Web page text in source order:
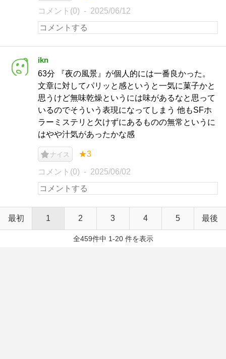
コメント(0) 2025/06/12
ikn
63分 『夜の風景』が個人的には一番良かった。
文章に対してパリッと感というと一気に菓子かと
思うけど無味乾燥というには味があるなと思って
いるのでそういう表現になってしまう 他もSFホ
ラーミステリと欠けずにあるものの無常というに
はやや汁気があったかな感
ナイス ★3
コメント(0) 2025/06/02
最初 1 2 3 4 5 最後
全459件中 1-20 件を表示